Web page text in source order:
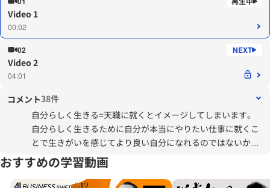
Video 1
00:02
02
Video 2
04:01
コメント38件
自分らしく生きる=天職に就くとイメージしてしまいます。
自分らしく生きるために自分が本当にやりたい仕事に就くこ
とで生きがいを感じてより良い自分になれるのではないかと
考えます。今の仕事も頑張りたいという気持ちはあります
が、心のどこかで自分には合った仕事があるのではないかと
心のどこかで考えてしまいます。そんな自分と向き合うこと
おすすめの学習動画